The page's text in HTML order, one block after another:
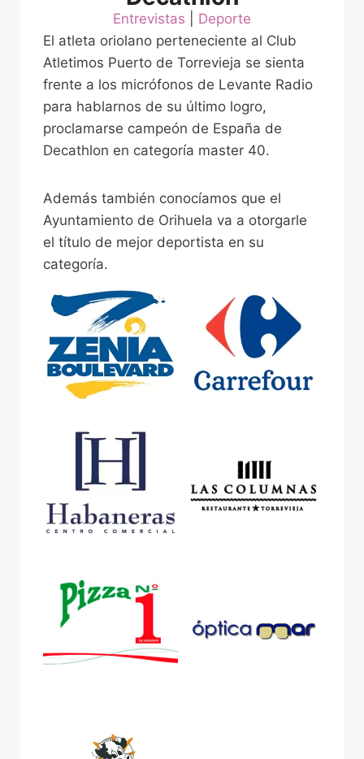
Entrevistas
Deporte
El atleta oriolano perteneciente al Club
Atletimos Puerto de Torrevieja se sienta
frente a los micrófonos de Levante Radio
para hablarnos de su último logro,
proclamarse campeón de España de
Decathlon en categoría master 40.
Además también conocíamos que el
Ayuntamiento de Orihuela va a otorgarle
el título de mejor deportista en su
categoría.